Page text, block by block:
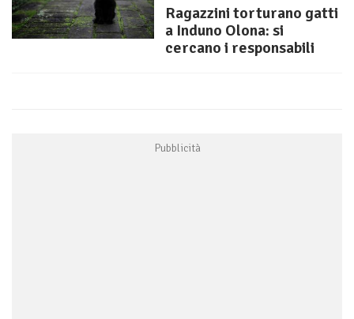
Ragazzini torturano gatti
a Induno Olona: si
cercano i responsabili